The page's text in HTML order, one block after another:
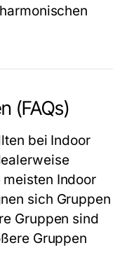
(FAQs)
bei Indoor
meisten Indoor
sich Gruppen
Gruppen sind
Gruppen